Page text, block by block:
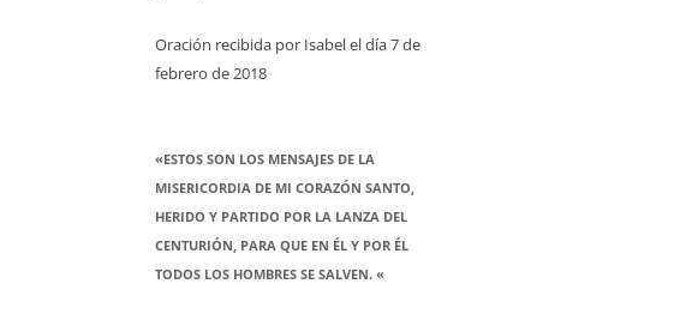
Oración recibida por Isabel el día 7 de
febrero de 2018
«ESTOS SON LOS MENSAJES DE LA
MISERICORDIA DE MI CORAZÓN SANTO,
HERIDO Y PARTIDO POR LA LANZA DEL
CENTURIÓN, PARA QUE EN ÉL Y POR ÉL
TODOS LOS HOMBRES SE SALVEN. «